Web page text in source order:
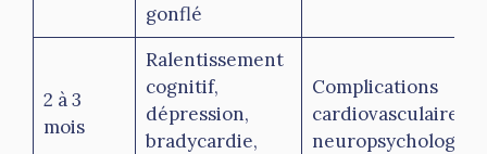
gonflé
2 à 3
mois
Ralentissement
cognitif,
dépression,
bradycardie,
Complications
cardiovasculaires